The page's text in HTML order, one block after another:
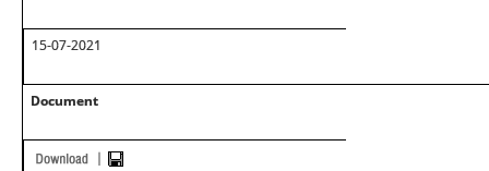
15-07-2021
Document